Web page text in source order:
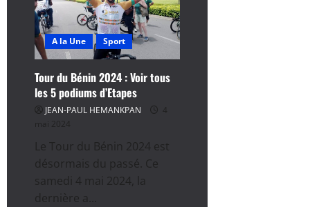
A la Une Sport
Tour du Bénin 2024 : Voir tous
les 5 podiums d’Etapes
JEAN-PAUL HEMANKPAN
4
mai 2024
Le Tour du Bénin 2024 est
désormais du passé. Ce
samedi 4 mai 2024, la
dernière a...